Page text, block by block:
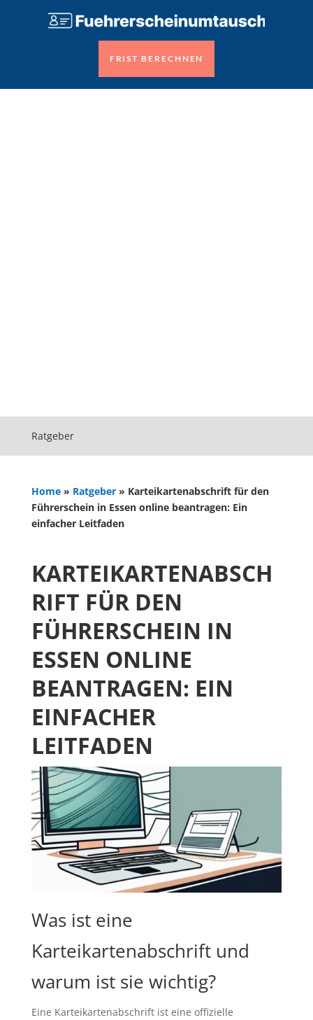
FRIST BERECHNEN
Ratgeber
Home» Ratgeber» Karteikartenabschrift für den
Führerschein in Essen online beantragen: Ein
einfacher Leitfaden
KARTEIKARTENABSCH
RIFT FÜR DEN
FÜHRERSCHEIN IN
ESSEN ONLINE
BEANTRAGEN: EIN
EINFACHER
LEITFADEN
Was ist eine
Karteikartenabschrift und
warum ist sie wichtig?
Eine Karteikartenabschrift ist eine offizielle